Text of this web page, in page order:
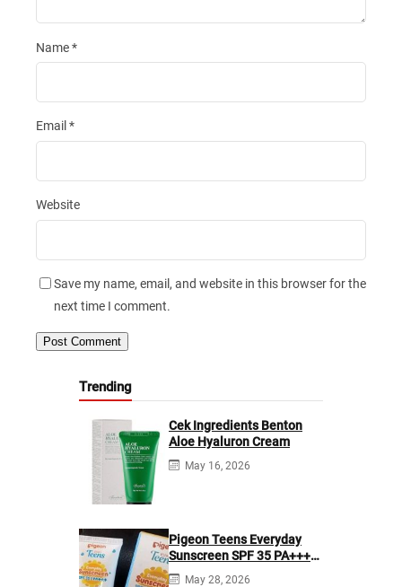
Name*
Email *
Website
Save my name, email, and website in this browser for the
next time I comment.
Trending
Cek Ingredients Benton
Aloe Hyaluron Cream
May 16, 2026
Pigeon Teens Everyday
Sunscreen SPF 35 PA+++
Ingredients
May 28, 2026